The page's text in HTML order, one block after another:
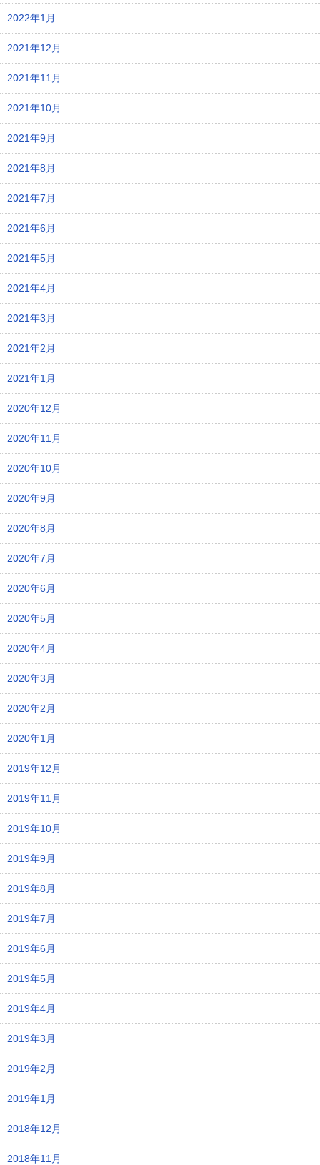
2022年1月
2021年12月
2021年11月
2021年10月
2021年9月
2021年8月
2021年7月
2021年6月
2021年5月
2021年4月
2021年3月
2021年2月
2021年1月
2020年12月
2020年11月
2020年10月
2020年9月
2020年8月
2020年7月
2020年6月
2020年5月
2020年4月
2020年3月
2020年2月
2020年1月
2019年12月
2019年11月
2019年10月
2019年9月
2019年8月
2019年7月
2019年6月
2019年5月
2019年4月
2019年3月
2019年2月
2019年1月
2018年12月
2018年11月